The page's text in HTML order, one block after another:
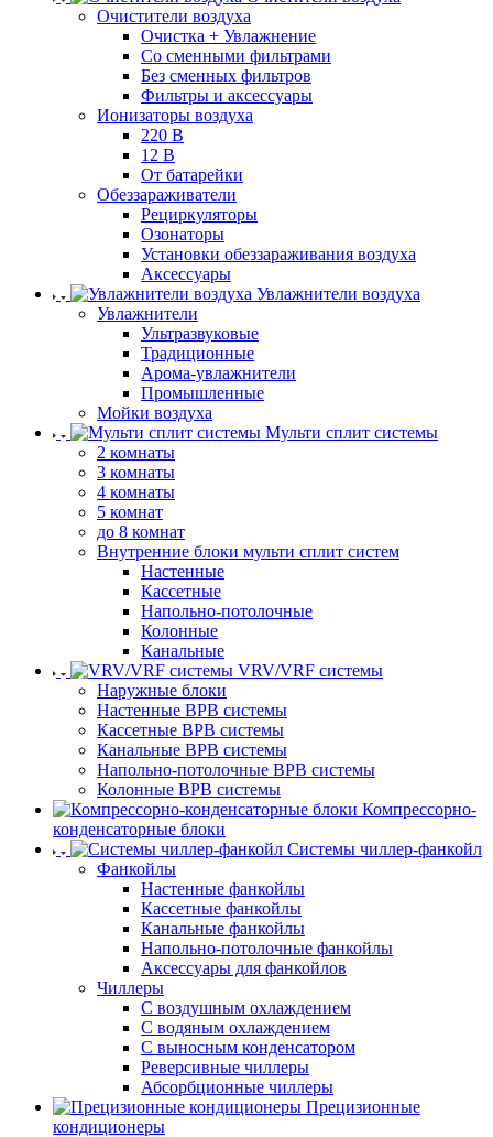
Очистители воздуха
Очистка + Увлажнение
Cо сменными фильтрами
Без сменных фильтров
Фильтры и аксессуары
Ионизаторы воздуха
220 В
12 В
От батарейки
Обеззараживатели
Рециркуляторы
Озонаторы
Установки обеззараживания воздуха
Аксессуары
Увлажнители воздуха
Увлажнители
Ультразвуковые
Традиционные
Арома-увлажнители
Промышленные
Мойки воздуха
Мульти сплит системы
2 комнаты
3 комнаты
4 комнаты
5 комнат
до 8 комнат
Внутренние блоки мульти сплит систем
Настенные
Кассетные
Напольно-потолочные
Колонные
Канальные
VRV/VRF системы
Наружные блоки
Настенные ВРВ системы
Кассетные ВРВ системы
Канальные ВРВ системы
Напольно-потолочные ВРВ системы
Колонные ВРВ системы
Компрессорно-
конденсаторные блоки
Системы чиллер-фанкойл
Фанкойлы
Настенные фанкойлы
Кассетные фанкойлы
Канальные фанкойлы
Напольно-потолочные фанкойлы
Аксессуары для фанкойлов
Чиллеры
С воздушным охлаждением
С водяным охлаждением
С выносным конденсатором
Реверсивные чиллеры
Абсорбционные чиллеры
Прецизионные
кондиционеры